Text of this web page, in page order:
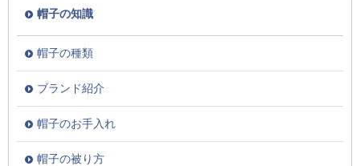
帽子の知識
帽子の種類
ブランド紹介
帽子のお手入れ
帽子の被り方